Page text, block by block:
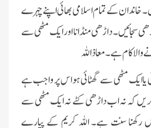
خاندان کے تمام اسلامی بھائی اپنے چہرے
سجائیں۔ داڑھی منڈانا اور ایک مٹھی سے
والا کام ہے۔ معا ذا للہ
ایک مٹھی سے گھٹائی ہو اس پر واجب ہے
یں کہ نہ اب داڑھی کٹے نہ ایک مٹھی سے
رکھنا سنت ہے۔ اللہ کریم کے پیارے